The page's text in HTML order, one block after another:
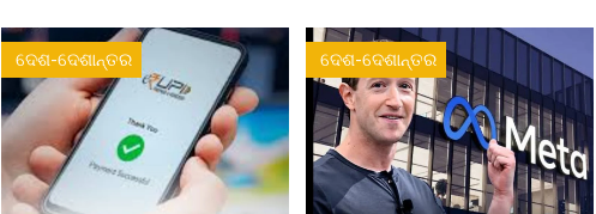
ଦେଶ-ଦେଶାନ୍ତର ଦେଶ-ଦେଶାନ୍ତର